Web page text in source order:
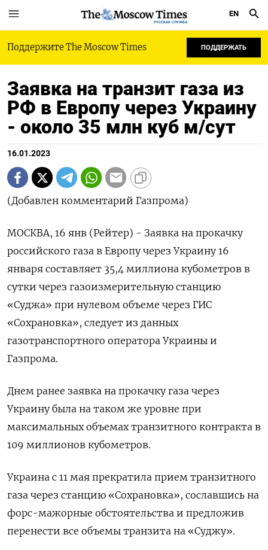
РУССКАЯ СЛУЖБА
EN
Поддержите The Moscow Times ПОДДЕРЖАТЬ
Заявка на транзит газа из
РФ в Европу через Украину
- около 35 млн куб м/сут
16.01.2023
(Добавлен комментарий Газпрома)
МОСКВА, 16 янв (Рейтер) - Заявка на прокачку
российского газа в Европу через Украину 16
января составляет 35,4 миллиона кубометров в
сутки через газоизмерительную станцию
«Суджа» при нулевом объеме через ГИС
«Сохрановка», следует из данных
газотранспортного оператора Украины и
Газпрома.
Днем ранее заявка на прокачку газа через
Украину была на таком же уровне при
максимальных объемах транзитного контракта в
109 миллионов кубометров.
Украина с 11 мая прекратила прием транзитного
газа через станцию «Сохрановка», сославшись на
форс-мажорные обстоятельства и предложив
перенести все объемы транзита на «Суджу».